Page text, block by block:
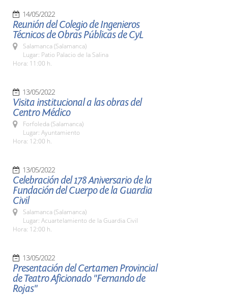
14/05/2022
Reunión del Colegio de Ingenieros
Técnicos de Obras Públicas de CyL
Salamanca (Salamanca)
Lugar: Patio Palacio de la Salina
Hora: 11:00 h.
13/05/2022
Visita institucional a las obras del
Centro Médico
Forfoleda (Salamanca)
Lugar: Ayuntamiento
Hora: 12:00 h.
13/05/2022
Celebración del 178 Aniversario de la
Fundación del Cuerpo de la Guardia
Civil
Salamanca (Salamanca)
Lugar: Acuartelamiento de la Guardia Civil
Hora: 12:00 h.
13/05/2022
Presentación del Certamen Provincial
de Teatro Aficionado "Fernando de
Rojas"